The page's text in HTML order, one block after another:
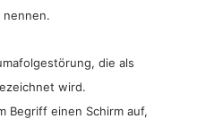
nennen.
die als
wird.
Begriff einen Schirm auf,